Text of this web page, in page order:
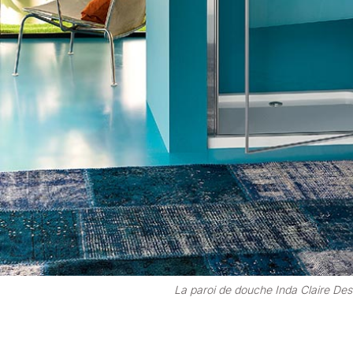
La paroi de douche Inda Claire